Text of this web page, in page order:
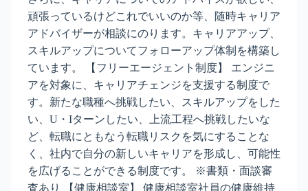
頑張っているけどこれでいいのか等、随時キャリア
アドバイザーが相談にのります。キャリアアップ、
スキルアップについてフォローアップ体制を構築し
ています。 【フリーエージェント制度】 エンジニ
アを対象に、キャリアチェンジを支援する制度で
す。新たな職種へ挑戦したい、スキルアップをした
い、U・Iターンしたい、上流工程へ挑戦したいな
ど、転職にともなう転職リスクを気にすることな
く、社内で自分の新しいキャリアを形成し、可能性
を広げることができる制度です。 ※書類・面談審
査あり 【健康相談室】 健康相談室社員の健康維持